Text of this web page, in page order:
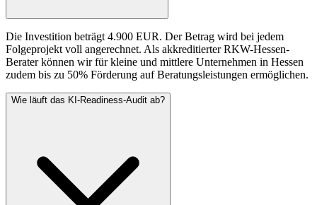
Die Investition beträgt 4.900 EUR. Der Betrag wird bei jedem
Folgeprojekt voll angerechnet. Als akkreditierter RKW-Hessen-
Berater können wir für kleine und mittlere Unternehmen in Hessen
zudem bis zu 50% Förderung auf Beratungsleistungen ermöglichen.
Wie läuft das KI-Readiness-Audit ab?